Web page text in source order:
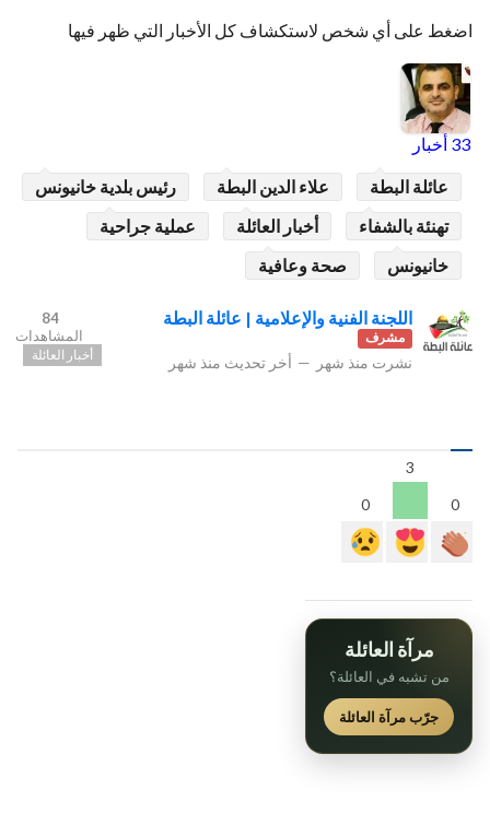
اضغط على أي شخص لاستكشاف كل الأخبار التي ظهر فيها
33 أخبار
عائلة البطة علاء الدين البطة
رئيس بلدية خانيونس
تهنئة بالشفاء
أخبار العائلة
عملية جراحية
خانيونس
صحة وعافية
اللجنة الفنية والإعلامية | عائلة البطة
مشرف
نشرت منذ شهر — أخر تحديث منذ شهر
84
المشاهدات
أخبار العائلة
0
3
0
مرآة العائلة
من تشبه في العائلة؟
جرّب مرآة العائلة